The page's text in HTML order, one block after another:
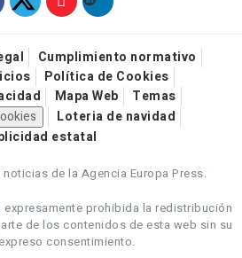
Cumplimiento normativo
Política de Cookies
Mapa Web
Temas
Loteria de navidad
estatal
de la Agencia Europa Press.
expresamente prohibida la redistribución
de los contenidos de esta web sin su
consentimiento.